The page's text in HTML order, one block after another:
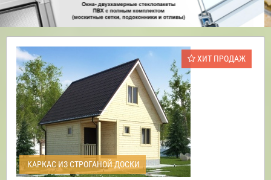
ХИТ ПРОДАЖ
КАРКАС ИЗ СТРОГАНОЙ ДОСКИ